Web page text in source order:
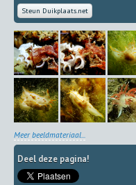
Steun Duikplaats.net
Meer beeldmateriaal...
Deel deze pagina!